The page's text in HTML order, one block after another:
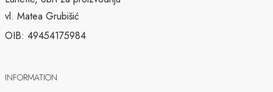
vl. Matea Grubišić
OIB: 49454175984
INFORMATION